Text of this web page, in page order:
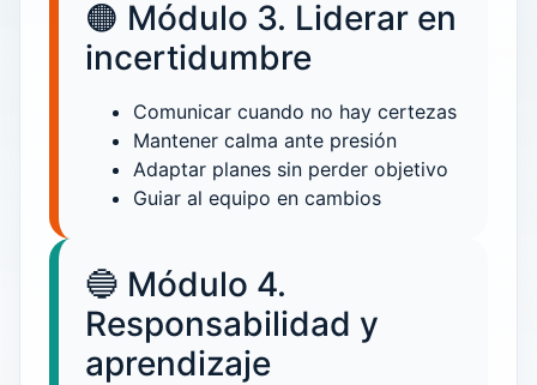
🟠 Módulo 3. Liderar en
incertidumbre
Comunicar cuando no hay certezas
Mantener calma ante presión
Adaptar planes sin perder objetivo
Guiar al equipo en cambios
🔵 Módulo 4.
Responsabilidad y
aprendizaje